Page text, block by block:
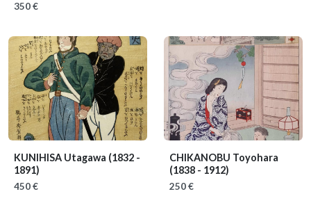
350 €
KUNIHISA Utagawa (1832 -
1891)
450 €
CHIKANOBU Toyohara
(1838 - 1912)
250 €